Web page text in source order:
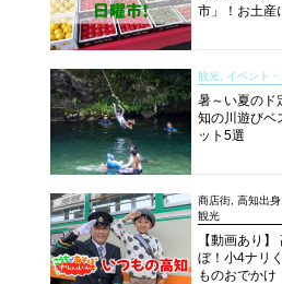
市」！お土産
説！
観光, イベント
暑～い夏のド
知の川遊びベ
ット5選
商店街, 高知出身
観光
【動画あり
ぼ！小4ナリ
ものおでかけ